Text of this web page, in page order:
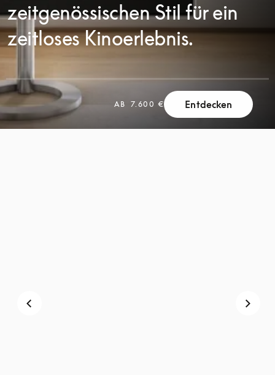
zeitgenössischen Stil für ein
zeitloses Kinoerlebnis.
AB 7.600 € Entdecken